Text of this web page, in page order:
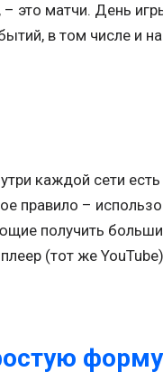
это матчи. День
в том числе и
каждой сети
правило –
получить
(тот же